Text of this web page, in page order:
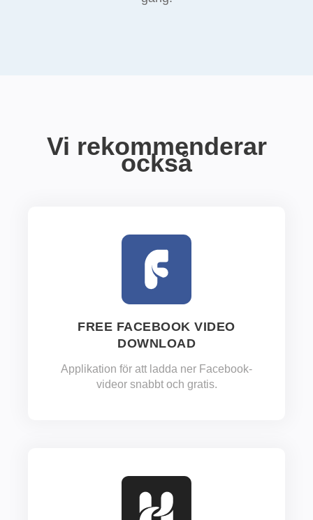
Vi rekommenderar
också
FREE FACEBOOK VIDEO
DOWNLOAD
Applikation för att ladda ner Facebook-
videor snabbt och gratis.